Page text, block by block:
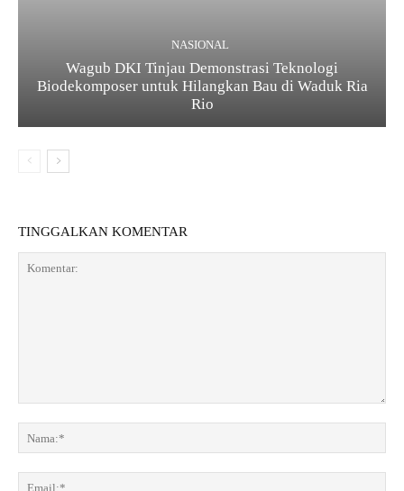
NASIONAL
Wagub DKI Tinjau Demonstrasi Teknologi
Biodekomposer untuk Hilangkan Bau di Waduk Ria
Rio
TINGGALKAN KOMENTAR
m
e
a
m